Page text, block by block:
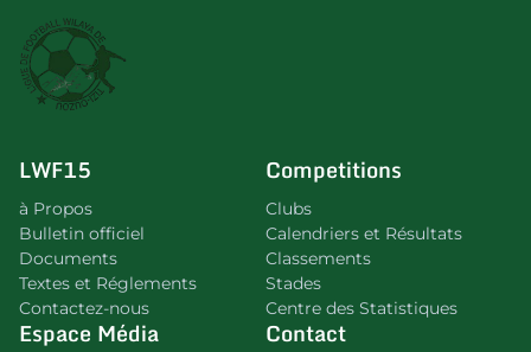
LWF15
à Propos
Bulletin officiel
Documents
Textes et Réglements
Contactez-nous
Competitions
Clubs
Calendriers et Résultats
Classements
Stades
Centre des Statistiques
Espace Média Contact